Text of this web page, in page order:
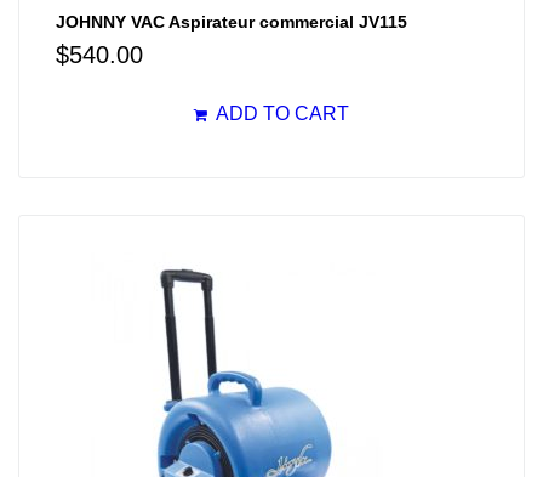
JOHNNY VAC Aspirateur commercial JV115
$540.00
ADD TO CART